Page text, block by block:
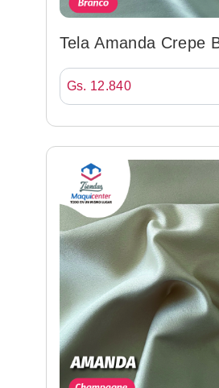
Tela Amanda Crepe
148cm 100%poly
Gs. 12.840